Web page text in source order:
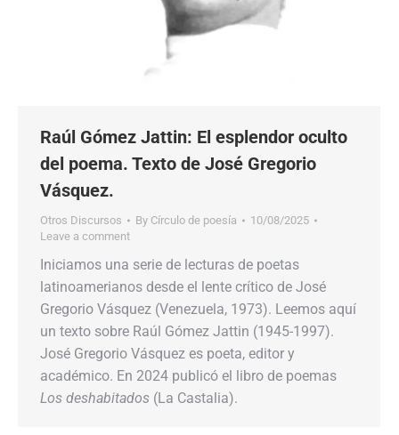
Raúl Gómez Jattin: El esplendor oculto
del poema. Texto de José Gregorio
Vásquez.
Otros Discursos By Círculo de poesía
10/08/2025
Leave a comment
Iniciamos una serie de lecturas de poetas
latinoamerianos desde el lente crítico de José
Gregorio Vásquez (Venezuela, 1973). Leemos aquí
un texto sobre Raúl Gómez Jattin (1945-1997).
José Gregorio Vásquez es poeta, editor y
académico. En 2024 publicó el libro de poemas
Los deshabitados (La Castalia).